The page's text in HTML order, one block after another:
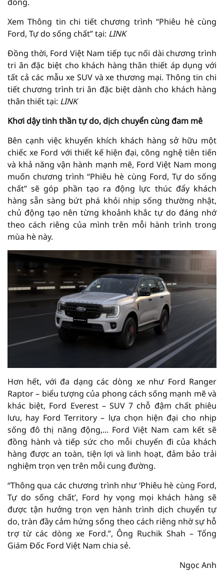
Xem Thông tin chi tiết chương trình “Phiêu hè cùng
Ford, Tự do sống chất” tại: LINK
Đồng thời, Ford Việt Nam tiếp tục nối dài chương trình
tri ân đặc biệt cho khách hàng thân thiết áp dụng với
tất cả các mẫu xe SUV và xe thương mại. Thông tin chi
tiết chương trình tri ân đặc biệt dành cho khách hàng
thân thiết tại: LINK
Khơi dậy tinh thần tự do, dịch chuyển cùng đam mê
Bên cạnh việc khuyến khích khách hàng sở hữu một
chiếc xe Ford với thiết kế hiện đại, công nghệ tiên tiến
và khả năng vận hành mạnh mẽ, Ford Việt Nam mong
muốn chương trình “Phiêu hè cùng Ford, Tự do sống
chất” sẽ góp phần tạo ra động lực thúc đẩy khách
hàng sẵn sàng bứt phá khỏi nhịp sống thường nhật,
chủ động tạo nên từng khoảnh khắc tự do đáng nhớ
theo cách riêng của mình trên mỗi hành trình trong
mùa hè này.
Hơn hết, với đa dạng các dòng xe như Ford Ranger
Raptor – biểu tượng của phong cách sống mạnh mẽ và
khác biệt, Ford Everest – SUV 7 chỗ đậm chất phiêu
lưu, hay Ford Territory – lựa chọn hiện đại cho nhịp
sống đô thị năng động,... Ford Việt Nam cam kết sẽ
đồng hành và tiếp sức cho mỗi chuyến đi của khách
hàng được an toàn, tiện lợi và linh hoạt, đảm bảo trải
nghiệm trọn vẹn trên mỗi cung đường.
“Thông qua các chương trình như ‘Phiêu hè cùng Ford,
Tự do sống chất’, Ford hy vọng mọi khách hàng sẽ
được tận hưởng trọn vẹn hành trình dịch chuyển tự
do, tràn đầy cảm hứng sống theo cách riêng nhờ sự hỗ
trợ từ các dòng xe Ford.”, Ông Ruchik Shah – Tổng
Giám Đốc Ford Việt Nam chia sẻ.
Ngọc Anh